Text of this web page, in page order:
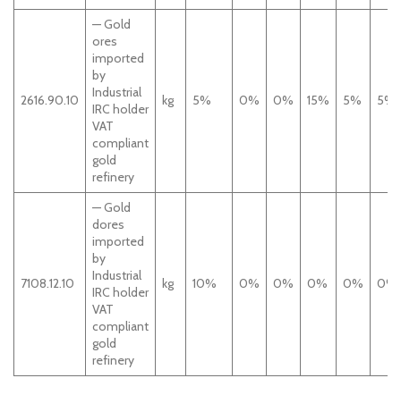
2616.90.10
— Gold
ores
imported
by
Industrial
IRC holder
VAT
compliant
gold
refinery
kg 5% 0% 0% 15% 5% 5%
7108.12.10
— Gold
dores
imported
by
Industrial
IRC holder
VAT
compliant
gold
refinery
kg 10% 0% 0% 0% 0% 0%